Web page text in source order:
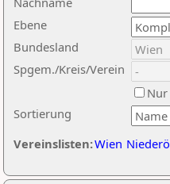
Ebene
Sortierung
Bundesland
Spgem./Kreis/Verein
Nur
Vereinslisten:Wien